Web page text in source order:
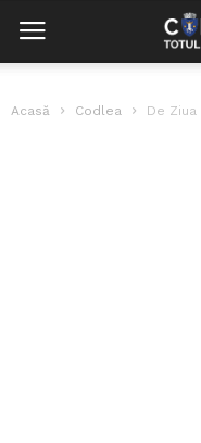
Acasă Codlea De Ziua